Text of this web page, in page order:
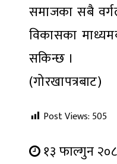
समाजका सबै
विकासका
सकिन्छ ।
(गोरखापत्रबाट)
Post Views: 505
१३ फाल्गुन